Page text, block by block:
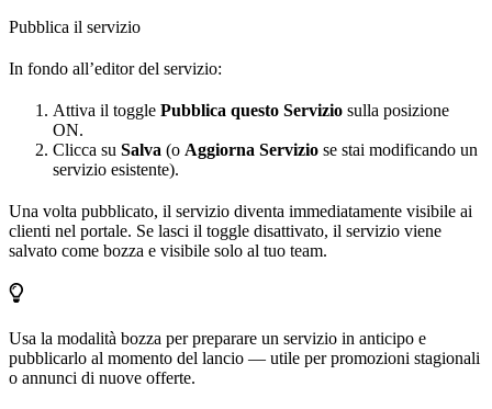
Pubblica il servizio
In fondo all’editor del servizio:
Attiva il toggle Pubblica questo Servizio sulla posizione
ON.
Clicca su Salva (o Aggiorna Servizio se stai modificando un
servizio esistente).
Una volta pubblicato, il servizio diventa immediatamente visibile ai
clienti nel portale. Se lasci il toggle disattivato, il servizio viene
salvato come bozza e visibile solo al tuo team.
Usa la modalità bozza per preparare un servizio in anticipo e
pubblicarlo al momento del lancio — utile per promozioni stagionali
o annunci di nuove offerte.